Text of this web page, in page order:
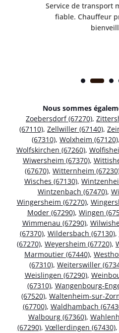
Service de transport
fiable. Chauffeur
Nous sommes
Zoebersdorf (67270),
(67110), Zellwiller (67140),
(67310), Wolxheim (67120),
Wolfskirchen (67260),
Wiwersheim (67370),
(67670), Witternheim
Wisches (67130),
Wintzenbach (67470),
Wingersheim (67270),
Moder (67290), Wingen
Wimmenau (67290),
(67370), Wildersbach (67130),
(67270), Weyersheim (67720),
Marmoutier (67440),
(67310), Weiterswiller
Weislingen (67290),
(67310), Wangenbourg-
(67520), Waltenheim-sur-
(67700), Waldhambach
Walbourg (67360),
(67290), Vœllerdingen (67430),